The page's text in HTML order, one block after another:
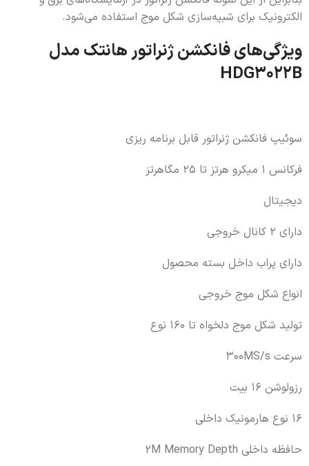
الکترونیک برای شبیه‌سازی شکل موج استفاده می‌شود.
ویژگی‌های فانکشن ژنراتور هانتک مدل
HDG3022B
سوئیپ فانکشن ژنراتور قابل برنامه ریزی
فرکانس 1 میکرو هرتز تا 25 مگاهرتز
دیجیتال
دارای 2 کانال خروجی
دارای پراب داخل بسته محصول
انواع شکل موج خروجی
تولید شکل موج دلخواه تا 160 نوع
سرعت 300MS/s
رزولوشن 16 بیت
16 نوع هارمونیک داخلی
حافظه داخلی 2M Memory Depth